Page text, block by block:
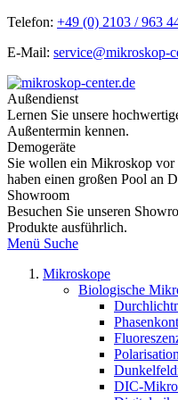
Telefon: +49 (0) 2103 / 963
E-Mail: service@mikroskop-
Außendienst
Lernen Sie unsere
Außentermin kennen.
Demogeräte
Sie wollen ein Mikroskop
haben einen großen Pool an
Showroom
Besuchen Sie unseren
Produkte ausführlich.
Menü Suche
Mikroskope
Biologische
DIC-